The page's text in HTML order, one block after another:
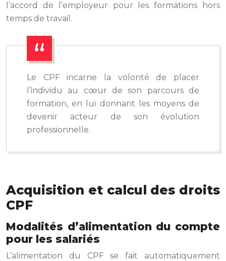
l’accord de l’employeur pour les formations hors
temps de travail.
Le CPF incarne la volonté de placer
l’individu au cœur de son parcours de
formation, en lui donnant les moyens de
devenir acteur de son évolution
professionnelle.
Acquisition et calcul des droits
CPF
Modalités d’alimentation du compte
pour les salariés
L’alimentation du CPF se fait automatiquement